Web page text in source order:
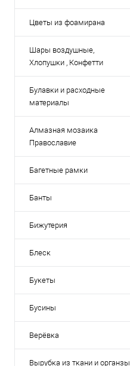
Цветы из фоамирана
Шары воздушные,
Хлопушки , Конфетти
Булавки и расходные
материалы
Алмазная мозаика
Православие
Багетные рамки
Банты
Бижутерия
Блеск
Букеты
Бусины
Верёвка
Вырубка из ткани и органзы